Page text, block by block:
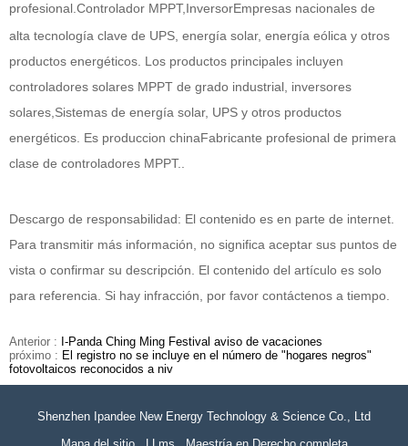
profesional.Controlador MPPT,InversorEmpresas nacionales de
alta tecnología clave de UPS, energía solar, energía eólica y otros
productos energéticos. Los productos principales incluyen
controladores solares MPPT de grado industrial, inversores
solares,Sistemas de energía solar, UPS y otros productos
energéticos. Es produccion chinaFabricante profesional de primera
clase de controladores MPPT..
Descargo de responsabilidad: El contenido es en parte de internet.
Para transmitir más información, no significa aceptar sus puntos de
vista o confirmar su descripción. El contenido del artículo es solo
para referencia. Si hay infracción, por favor contáctenos a tiempo.
Anterior : I-Panda Ching Ming Festival aviso de vacaciones
próximo : El registro no se incluye en el número de "hogares negros"
fotovoltaicos reconocidos a niv
Shenzhen Ipandee New Energy Technology & Science Co., Ltd